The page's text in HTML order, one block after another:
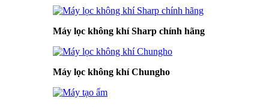
Máy lọc không khí Sharp chính hãng
Máy lọc không khí Chungho